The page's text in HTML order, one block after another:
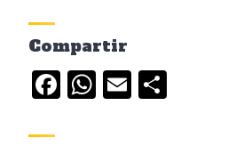
Compartir
Facebook
WhatsApp
Email